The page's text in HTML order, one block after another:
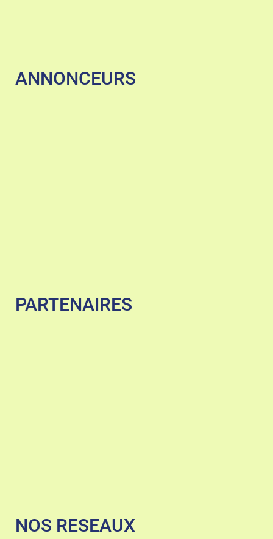
ANNONCEURS
PARTENAIRES
NOS RESEAUX